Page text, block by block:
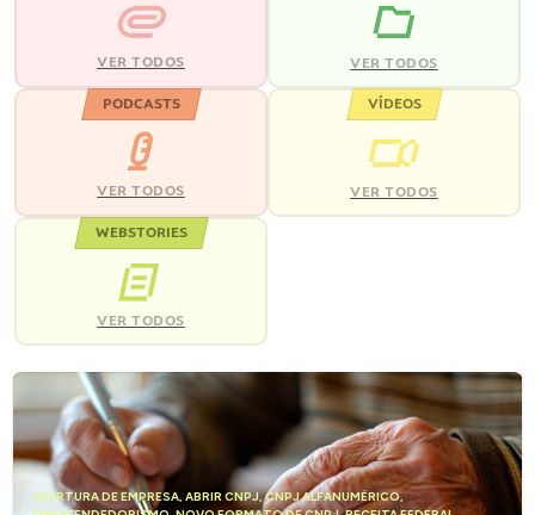
VER TODOS VER TODOS
PODCASTS
VER TODOS
VÍDEOS
VER TODOS
WEBSTORIES
VER TODOS
ABERTURA DE EMPRESA, ABRIR CNPJ,CNPJ ALFANUMÉRICO,